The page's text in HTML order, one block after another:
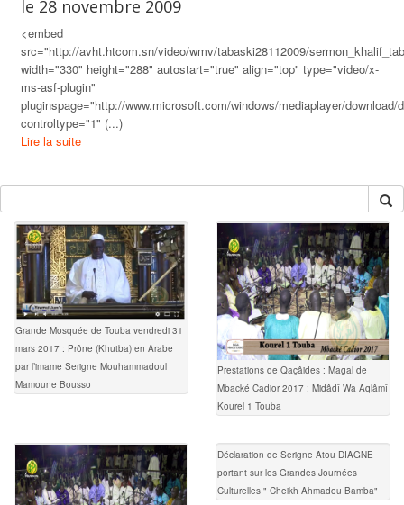
le 28 novembre 2009
<embed
src="http://avht.htcom.sn/video/wmv/tabaski28112009/
width="330" height="288" autostart="true" align="top" type="video/x-
ms-asf-plugin"
pluginspage="http://www.microsoft.com/windows/mediaplayer/download/
controltype="1" (...)
Lire la suite
Grande Mosquée de Touba vendredi 31
mars 2017 : Prône (Khutba) en Arabe
par l’imame Serigne Mouhammadoul
Mamoune Bousso
Prestations de Qaçâides : Magal de
Mbacké Cadior 2017 : Midâdî Wa Aqlâmî
Kourel 1 Touba
Déclaration de Serigne Atou DIAGNE
portant sur les Grandes Journées
Culturelles " Cheikh Ahmadou Bamba"